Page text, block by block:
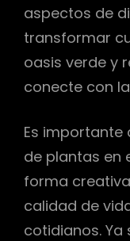
aspectos de
transformar
oasis verde y
conecte con
Es
de plantas en
forma
calidad de
cotidianos. Ya